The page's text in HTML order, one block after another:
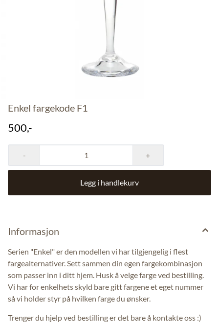
Enkel fargekode F1
500,-
- +
Legg i handlekurv
Informasjon
Serien "Enkel" er den modellen vi har tilgjengelig i flest
fargealternativer. Sett sammen din egen fargekombinasjon
som passer inn i ditt hjem. Husk å velge farge ved bestilling.
Vi har for enkelhets skyld bare gitt fargene et eget nummer
så vi holder styr på hvilken farge du ønsker.
Trenger du hjelp ved bestilling er det bare å kontakte oss :)